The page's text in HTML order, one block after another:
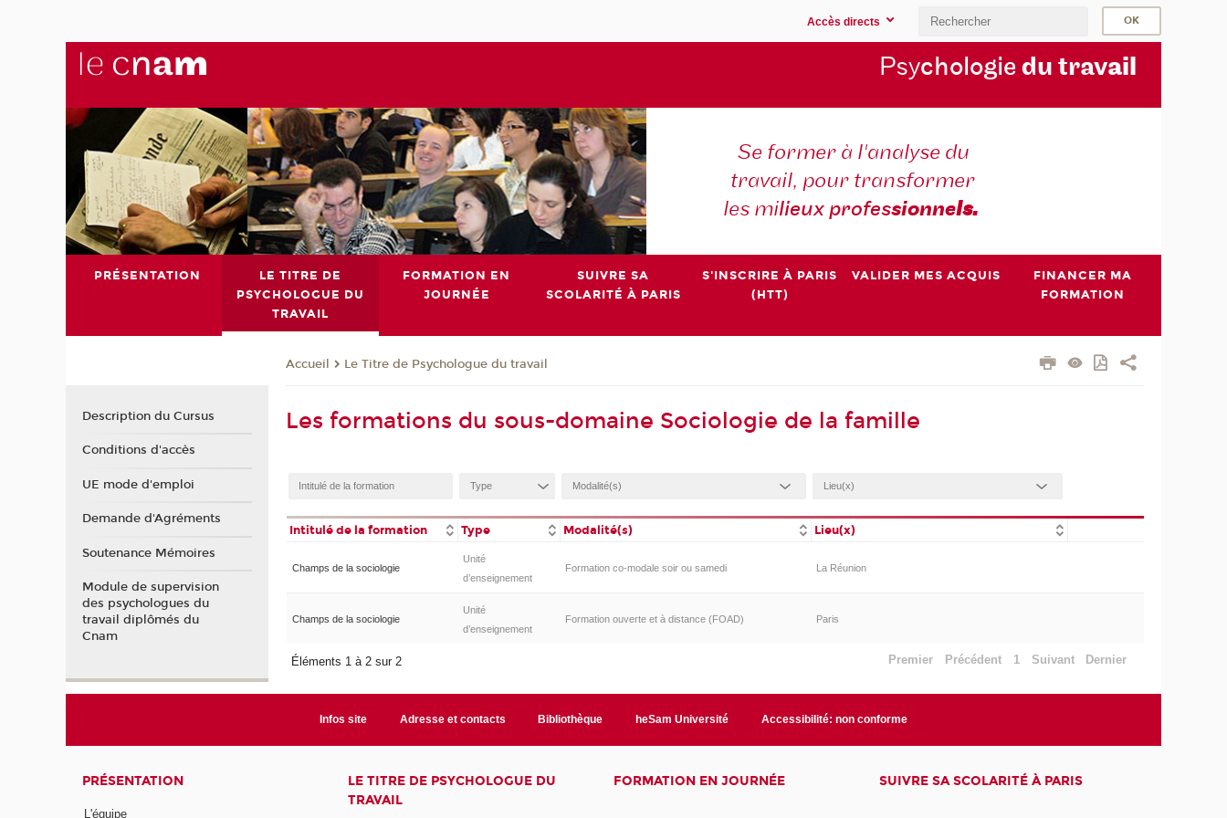
Accès directs
Psychologie du travail
Se former à l'analyse du
travail, pour transformer
les milieux professionnels.
PRÉSENTATION
LE TITRE DE
PSYCHOLOGUE DU
TRAVAIL
FORMATION EN
JOURNÉE
SUIVRE SA
SCOLARITÉ À PARIS
S'INSCRIRE À PARIS
(HTT)
VALIDER MES ACQUIS
FINANCER MA
FORMATION
Accueil Le Titre de Psychologue du travail
Les formations du sous-domaine Sociologie de la famille
Intitulé de la formation Type Modalité(s) Lieu(x)
Champs de la sociologie
Unité
d’enseignement
Formation co-modale soir ou samedi La Réunion
Champs de la sociologie
Unité
d’enseignement
Formation ouverte et à distance (FOAD) Paris
Éléments 1 à 2 sur 2 Premier Précédent 1 Suivant Dernier
Description du Cursus
Conditions d'accès
UE mode d'emploi
Demande d'Agréments
Soutenance Mémoires
Module de supervision
des psychologues du
travail diplômés du
Cnam
Infos site Adresse et contacts Bibliothèque heSam Université Accessibilité: non conforme
PRÉSENTATION
L'équipe
LE TITRE DE PSYCHOLOGUE DU
TRAVAIL
FORMATION EN JOURNÉE SUIVRE SA SCOLARITÉ À PARIS